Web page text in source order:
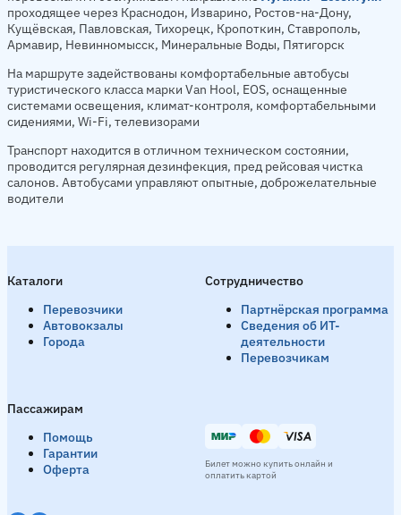
проходящее через Краснодон, Изварино, Ростов-на-Дону,
Кущёвская, Павловская, Тихорецк, Кропоткин, Ставрополь,
Армавир, Невинномысск, Минеральные Воды, Пятигорск
На маршруте задействованы комфортабельные автобусы
туристического класса марки Van Hool, EOS, оснащенные
системами освещения, климат-контроля, комфортабельными
сидениями, Wi-Fi, телевизорами
Транспорт находится в отличном техническом состоянии,
проводится регулярная дезинфекция, пред рейсовая чистка
салонов. Автобусами управляют опытные, доброжелательные
водители
Каталоги
Перевозчики
Автовокзалы
Города
Пассажирам
Помощь
Гарантии
Оферта
Сотрудничество
Партнёрская программа
Сведения об ИТ-
деятельности
Перевозчикам
Билет можно купить онлайн и
оплатить картой